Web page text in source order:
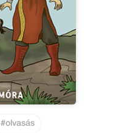
#olvasás